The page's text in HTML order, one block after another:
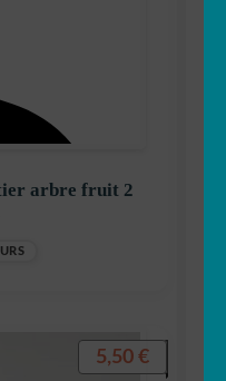
arbre fruit 2
5,50 €